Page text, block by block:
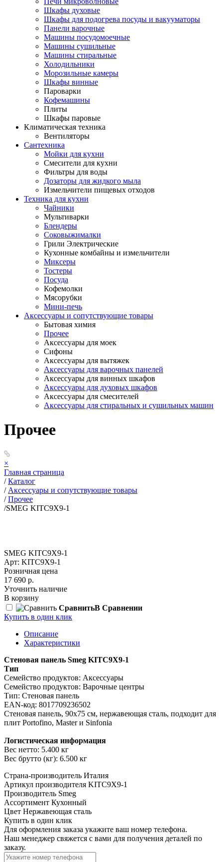
Шкафы духовые
Шкафы для подогрева посуды и вакууматоры
Панели варочные
Машины посудомоечные
Машины сушильные
Машины стиральные
Холодильники
Морозильные камеры
Шкафы винные
Пароварки
Кофемашины
Плиты
Шкафы паровые
Климатическая техника
Вентиляторы
Сантехника
Мойки для кухни
Смесители для кухни
Фильтры для воды
Дозаторы для жидкого мыла
Измельчители пищевых отходов
Техника для кухни
Чайники
Мультиварки
Блендеры
Соковыжималки
Грили Электрические
Кухонные комбайны и измельчители
Миксеры
Тостеры
Посуда
Кофемолки
Мясорубки
Мини-печь
Аксессуары и сопутствующие товары
Бытовая химия
Прочее
Аксессуары для моек
Сифоны
Аксессуары для вытяжек
Аксессуары для варочных панелей
Аксессуары для винных шкафов
Аксессуары для духовых шкафов
Аксессуары для смесителей
Аксессуары для стиральных и сушильных машин
Прочее
×
Главная страница
/ Каталог
/ Аксессуары и сопутствующие товары
/ Прочее
/SMEG KITC9X9-1
SMEG KITC9X9-1
Арт: KITC9X9-1
Розничная цена
17 690 р.
Уточнить наличие
В корзину
СравнитьВ Сравнении
Купить в один клик
Описание
Характеристики
Стеновая панель Smeg KITC9X9-1
Тип
Семейство продуктов: Аксессуары
Семейство продуктов: Варочные центры
Тип: Стеновая панель
EAN-код: 8017709236502
Стеновая панель, 90x75 см, нержавеющая сталь, подходит для
плит Portofino, Master и Sinfonia
Логистическая информация
Вес нетто: 5.400 кг
Вес брутто (кг): 6.500 кг
Страна-производитель Италия
Артикул производителя KITC9X9-1
Производитель Smeg
Ассортимент Кухонный
Цвет Нержавеющая сталь
Купить в один клик
Для оформления заказа укажите ваш номер телефона.
Наш менеджер свяжется с вами для получения деталей по
заказу.